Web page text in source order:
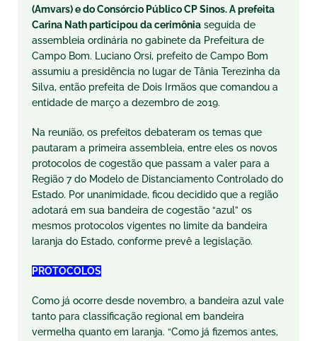
(Amvars) e do Consórcio Público CP Sinos. A prefeita
Carina Nath participou da cerimônia seguida de
assembleia ordinária no gabinete da Prefeitura de
Campo Bom. Luciano Orsi, prefeito de Campo Bom
assumiu a presidência no lugar de Tânia Terezinha da
Silva, então prefeita de Dois Irmãos que comandou a
entidade de março a dezembro de 2019.
Na reunião, os prefeitos debateram os temas que
pautaram a primeira assembleia, entre eles os novos
protocolos de cogestão que passam a valer para a
Região 7 do Modelo de Distanciamento Controlado do
Estado. Por unanimidade, ficou decidido que a região
adotará em sua bandeira de cogestão “azul” os
mesmos protocolos vigentes no limite da bandeira
laranja do Estado, conforme prevê a legislação.
PROTOCOLOS
Como já ocorre desde novembro, a bandeira azul vale
tanto para classificação regional em bandeira
vermelha quanto em laranja. “Como já fizemos antes,